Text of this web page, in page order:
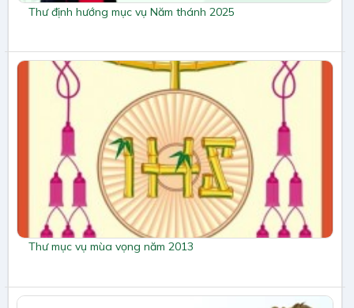
Thư định hướng mục vụ Năm thánh 2025
Thư mục vụ mùa vọng năm 2013